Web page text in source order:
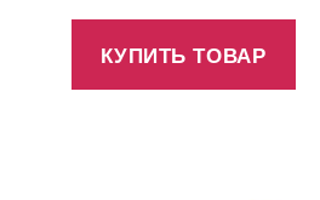
КУПИТЬ ТОВАР